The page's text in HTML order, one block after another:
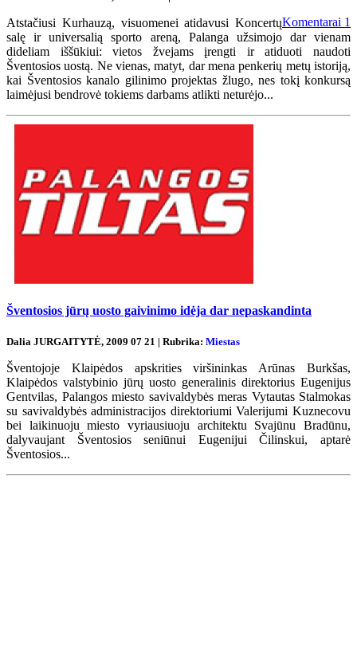
Komentarai 1
Atstačiusi Kurhauzą, visuomenei atidavusi Koncertų
salę ir universalią sporto areną, Palanga užsimojo dar vienam
dideliam iššūkiui: vietos žvejams įrengti ir atiduoti naudoti
Šventosios uostą. Ne vienas, matyt, dar mena penkerių metų istoriją,
kai Šventosios kanalo gilinimo projektas žlugo, nes tokį konkursą
laimėjusi bendrovė tokiems darbams atlikti neturėjo...
Šventosios jūrų uosto gaivinimo idėja dar nepaskandinta
Dalia JURGAITYTĖ, 2009 07 21 | Rubrika: Miestas
Šventojoje Klaipėdos apskrities viršininkas Arūnas Burkšas,
Klaipėdos valstybinio jūrų uosto generalinis direktorius Eugenijus
Gentvilas, Palangos miesto savivaldybės meras Vytautas Stalmokas
su savivaldybės administracijos direktoriumi Valerijumi Kuznecovu
bei laikinuoju miesto vyriausiuoju architektu Svajūnu Bradūnu,
dalyvaujant Šventosios seniūnui Eugenijui Čilinskui, aptarė
Šventosios...